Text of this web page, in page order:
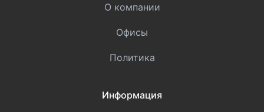
О компании
Офисы
Политика
Информация